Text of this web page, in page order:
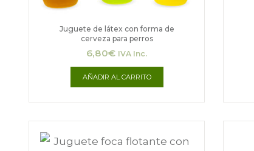
Juguete de látex con forma de
cerveza para perros
6,80€ IVA Inc.
AÑADIR AL CARRITO